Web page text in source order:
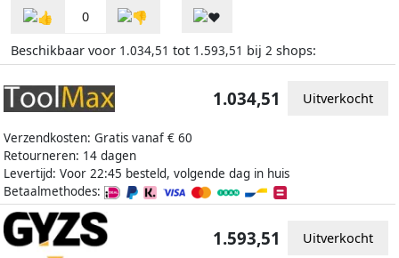
0
Beschikbaar voor 1.034,51 tot 1.593,51 bij 2 shops:
Verzendkosten: Gratis vanaf € 60
Retourneren: 14 dagen
Levertijd: Voor 22:45 besteld, volgende dag in huis
Betaalmethodes:
1.034,51 Uitverkocht
1.593,51 Uitverkocht